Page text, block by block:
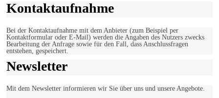
Kontaktaufnahme
Bei der Kontaktaufnahme mit dem Anbieter (zum Beispiel per
Kontaktformular oder E-Mail) werden die Angaben des Nutzers zwecks
Bearbeitung der Anfrage sowie für den Fall, dass Anschlussfragen
entstehen, gespeichert.
Newsletter
Mit dem Newsletter informieren wir Sie über uns und unsere Angebote.